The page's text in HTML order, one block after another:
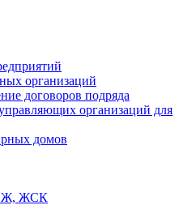
организаций
договоров подряда
организаций для
домов
ЖСК